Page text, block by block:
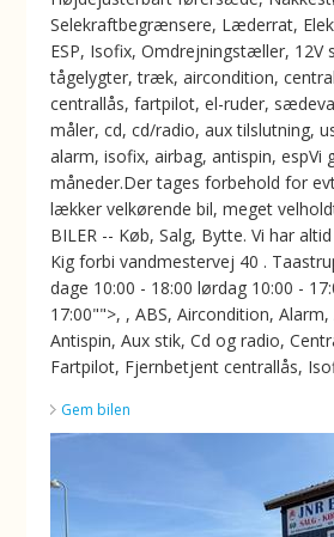
Selekraftbegrænsere, Læderrat,
ESP, Isofix, Omdrejningstæller, 12V
tågelygter, træk, aircondition,
centrallås, fartpilot, el-ruder,
måler, cd, cd/radio, aux tilslutning,
alarm, isofix, airbag, antispin, espVi
måneder.Der tages forbehold for
lækker velkørende bil, meget
BILER -- Køb, Salg, Bytte. Vi har
Kig forbi vandmestervej 40 .
dage 10:00 - 18:00 lørdag 10:00 -
17:00"">, , ABS, Aircondition,
Antispin, Aux stik, Cd og radio,
Fartpilot, Fjernbetjent centrallås,
Gem bilen